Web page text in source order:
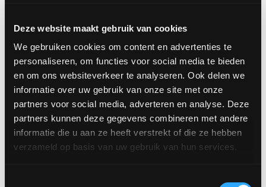
Deze website maakt gebruik van cookies
We gebruiken cookies om content en advertenties te
personaliseren, om functies voor social media te bieden
en om ons websiteverkeer te analyseren. Ook delen we
informatie over uw gebruik van onze site met onze
partners voor social media, adverteren en analyse. Deze
partners kunnen deze gegevens combineren met andere
informatie die u aan ze heeft verstrekt of die ze hebben
verzameld op basis van uw gebruik van hun services.
functioneert, zich in een stressvolle situatie bevindt
of een stijl van leidinggeven heeft die
contraproductief uitpakt. In dergelijke gevallen is
het dan prettig om iemand van buiten uw
organisatie dit te laten overnemen. Wij kunnen voor
iedere situatie individuele coaching aanbieden. Op
elk niveau, dus ook voor uzelf.
Boardroom Strategisch Leiderschap